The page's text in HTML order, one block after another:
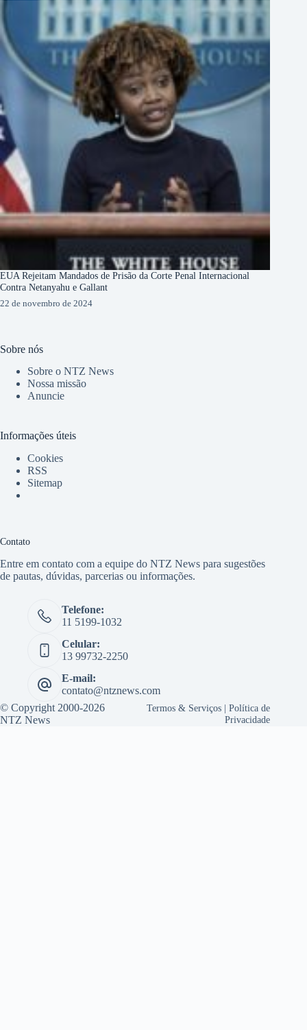
EUA Rejeitam Mandados de Prisão da Corte Penal Internacional
Contra Netanyahu e Gallant
22 de novembro de 2024
Sobre nós
Sobre o NTZ News
Nossa missão
Anuncie
Informações úteis
Cookies
RSS
Sitemap
Contato
Entre em contato com a equipe do NTZ News para sugestões
de pautas, dúvidas, parcerias ou informações.
Telefone:
11 5199-1032
Celular:
13 99732-2250
E-mail:
contato@ntznews.com
© Copyright 2000-2026
NTZ News
Termos & Serviços |Política de
Privacidade